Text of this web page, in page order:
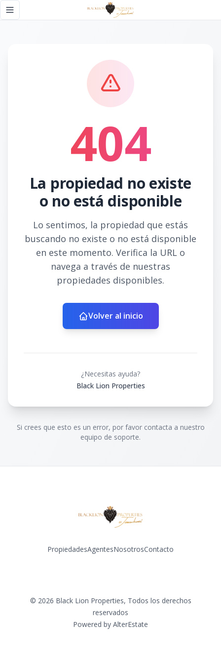
Toggle navigation menu
404
La propiedad no existe
o no está disponible
Lo sentimos, la propiedad que estás
buscando no existe o no está disponible
en este momento. Verifica la URL o
navega a través de nuestras
propiedades disponibles.
Volver al inicio
¿Necesitas ayuda?
Black Lion Properties
Si crees que esto es un error, por favor contacta a nuestro
equipo de soporte.
PropiedadesAgentesNosotrosContacto
© 2026 Black Lion Properties, Todos los derechos
reservados
Powered by AlterEstate
Página no encontrada - Black Lion Properties